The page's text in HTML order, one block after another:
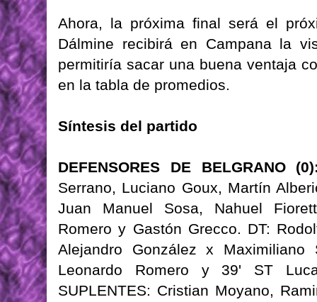
Ahora, la próxima final será el
Dálmine recibirá en Campana la
permitiría sacar una buena ventaja
en la tabla de promedios.
Síntesis del partido
DEFENSORES DE BELGRANO
Serrano, Luciano Goux, Martín
Juan Manuel Sosa, Nahuel
Romero y Gastón Grecco. DT:
Alejandro González x
Leonardo Romero y 39' ST
SUPLENTES: Cristian Moyano,